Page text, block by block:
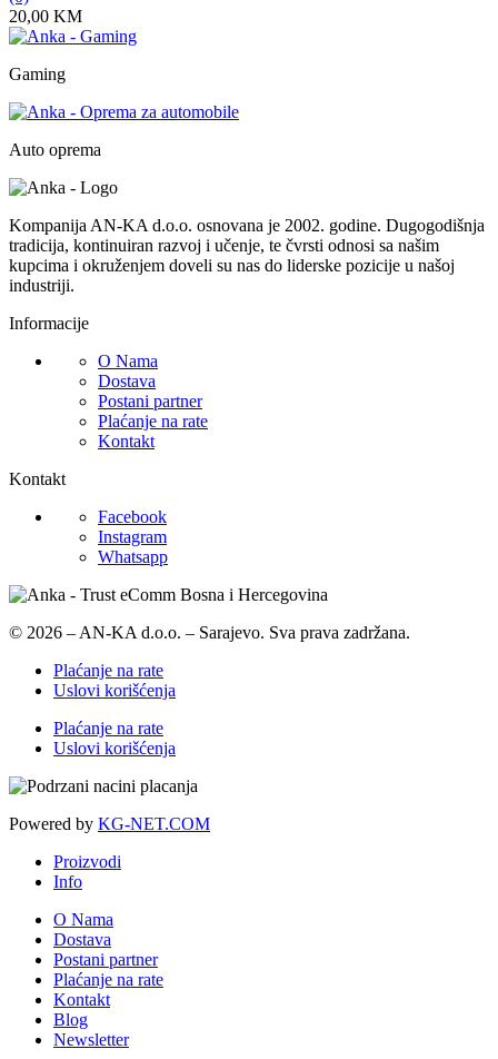
20,00 KM
Gaming
Auto oprema
Kompanija AN-KA d.o.o. osnovana je 2002. godine. Dugogodišnja
tradicija, kontinuiran razvoj i učenje, te čvrsti odnosi sa našim
kupcima i okruženjem doveli su nas do liderske pozicije u našoj
industriji.
Informacije
O Nama
Dostava
Postani partner
Plaćanje na rate
Kontakt
Kontakt
Facebook
Instagram
Whatsapp
© 2026 – AN-KA d.o.o. – Sarajevo. Sva prava zadržana.
Plaćanje na rate
Uslovi korišćenja
Plaćanje na rate
Uslovi korišćenja
Powered by KG-NET.COM
Proizvodi
Info
O Nama
Dostava
Postani partner
Plaćanje na rate
Kontakt
Blog
Newsletter